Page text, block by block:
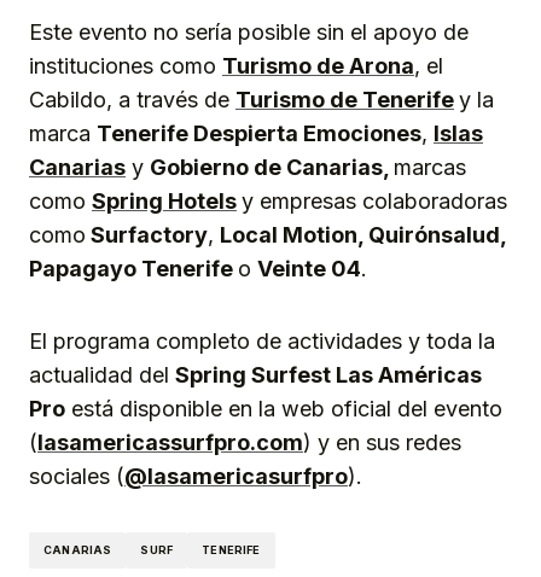
Este evento no sería posible sin el apoyo de
instituciones como Turismo de Arona, el
Cabildo, a través de Turismo de Tenerifey la
marca Tenerife Despierta Emociones, Islas
Canarias y Gobierno de Canarias, marcas
como Spring Hotelsy empresas colaboradoras
como Surfactory, Local Motion, Quirónsalud,
Papagayo Tenerife o Veinte 04.
El programa completo de actividades y toda la
actualidad del Spring Surfest Las Américas
Pro está disponible en la web oficial del evento
(lasamericassurfpro.com) y en sus redes
sociales (@lasamericasurfpro).
CANARIAS SURF TENERIFE